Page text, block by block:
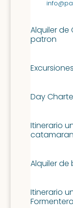
Alquiler
patron
Day
Itinerario
Alquiler
Itinerario
Formentera